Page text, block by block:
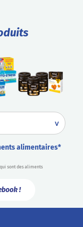
alimentaires*
sont des aliments
!